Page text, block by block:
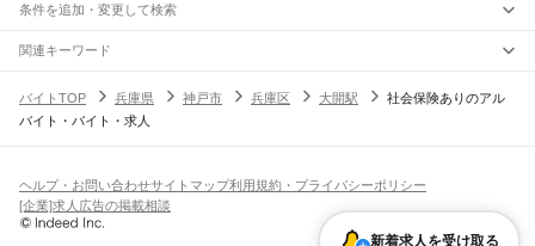
条件を追加・変更して検索
市区町村を追加・変更
兵庫県すべて
神戸市 すべて
西脇市宝塚市三木市高砂市川西市小野市三田市加西市丹波篠山市
丹波市南あわじ市朝来市 たつの市川辺郡多可郡加古郡
神崎郡揖保郡
駅を追加・変更
JR神戸線(神戸～姫路)
神戸駅 兵庫駅 須磨駅 塩屋駅
職種を追加・変更
飲食・フードサービスすべて
ホールスタッフキッチンスタッフ
パン屋（ベーカリー）
バー（BAR）・バーテンダー
飲食店（店長・マネージャー）
人気
日払いOK高校生歓迎 髪型・髪色自由
留学生・外国人活躍中
雇用形態を追加・変更
関連キーワード
バイトTOP
兵庫県 神戸市 兵庫区 大開駅
社会保険ありのアル
バイト・バイト・求人
新着求人を受け取る
ヘルプ・お問い合わせサイトマップ利用規約・プライバシーポリシー
[企業]求人広告の掲載相談